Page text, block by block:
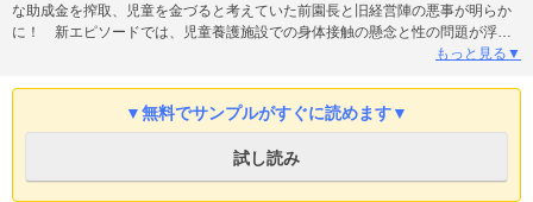
な助成金を搾取、児童を金づると考えていた前園長と旧経営陣の悪事が明らか
に！ 新エピソードでは、児童養護施設での身体接触の懸念と性の問題が浮上
もっと見る▼
▼無料でサンプルがすぐに読めます▼
試し読み